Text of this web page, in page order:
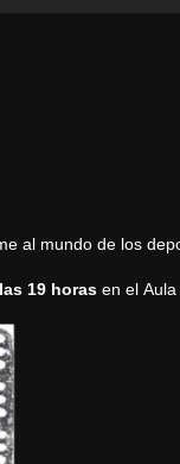
al mundo de los
19 horas en el